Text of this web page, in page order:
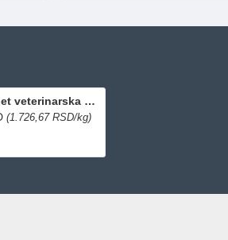
Exclusion Diet veterinarska dijeta za mačke Urinary- Svinjetina, grašak i pirinač 1.5g
(1.726,67 RSD/kg)